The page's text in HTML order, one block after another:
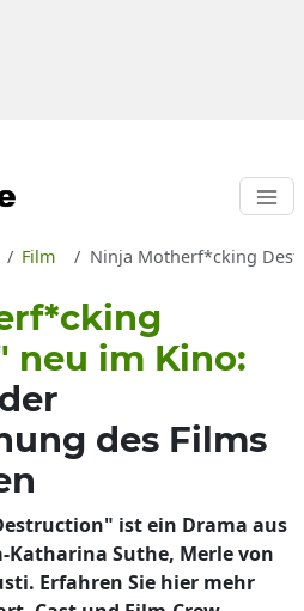
Film Ninja Motherf*cking
neu im Kino:
des Films
ist ein Drama aus
Katharina Suthe, Merle von
Erfahren Sie hier mehr